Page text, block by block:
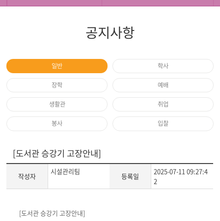
공지사항
일반 학사
장학 예배
생활관 취업
봉사 입찰
[도서관 승강기 고장안내]
작성자
시설관리팀
등록일
2025-07-11 09:27:4
2
게
[도서관 승강기 고장안내]